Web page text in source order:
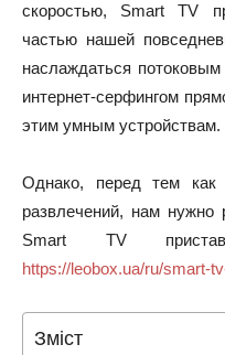
скоростью, Smart TV
частью нашей
наслаждаться
интернет-серфингом
этим умным устройствам.
Однако, перед тем как
развлечений, нам
Smart TV
https://leobox.ua/ru/smart-
Зміст